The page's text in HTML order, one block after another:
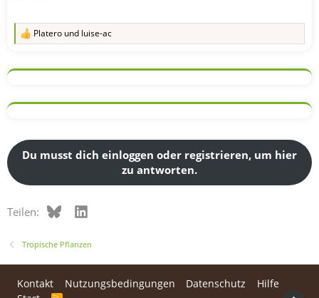
R
k
o
n
Platero und luise-ac
Du musst dich einloggen oder registrieren, um hier
zu antworten.
Teilen: BlueskyLinkedIn
Tropische Pflanzen
Kontakt Nutzungsbedingungen Datenschutz
Hilfe